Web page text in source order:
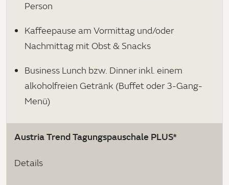
Person
Kaffeepause am Vormittag und/oder
Nachmittag mit Obst & Snacks
Business Lunch bzw. Dinner inkl. einem
alkoholfreien Getränk (Buffet oder 3-Gang-
Menü)
Austria Trend Tagungspauschale PLUS*
Details